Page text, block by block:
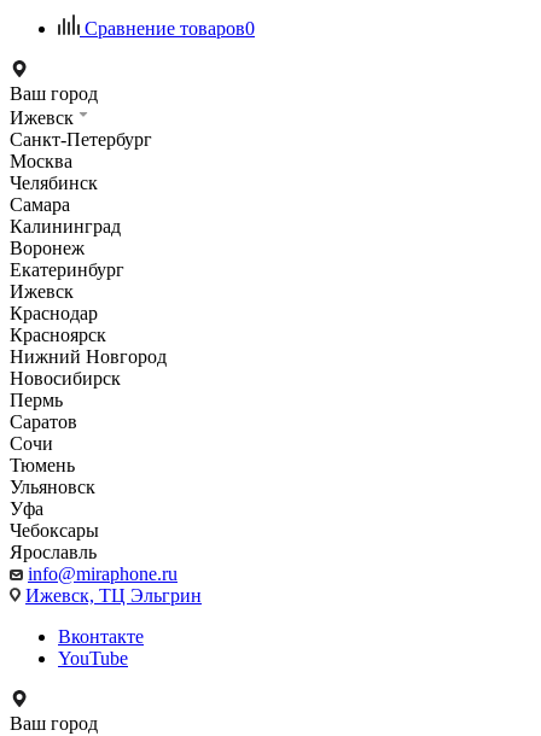
Сравнение товаров0
Ваш город
Ижевск
Санкт-Петербург
Москва
Челябинск
Самара
Калининград
Воронеж
Екатеринбург
Ижевск
Краснодар
Красноярск
Нижний Новгород
Новосибирск
Пермь
Саратов
Сочи
Тюмень
Ульяновск
Уфа
Чебоксары
Ярославль
info@miraphone.ru
Ижевск, ТЦ Эльгрин
Вконтакте
YouTube
Ваш город